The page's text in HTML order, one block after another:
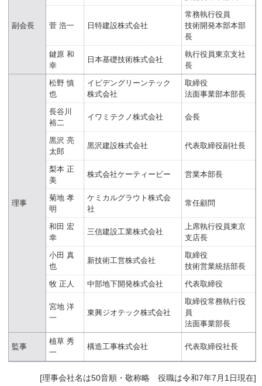
副会長 菅 浩一 日特建設株式会社
常務執行役員
技術開発本部本部
長
鍵原 和
幸
日本基礎技術株式会社
執行役員東京支社
長
理事
松野 慎
也
イビデングリーンテック
株式会社
取締役
法面事業部本部長
長谷川
裕二
イワミテクノ株式会社 会長
黒沢 亮
太郎
黒沢建設株式会社 代表取締役副社長
梨本 正
美
株式会社ケーティービー 営業本部長
菊地 孝
明
ケミカルグラウト株式会
社
常任顧問
和田 宏
幸
三信建設工業株式会社
上席執行役員東京
支店長
小田 真
也
新技術工営株式会社
取締役
技術営業統括部長
牧 正人
中部地下開発株式会社 代表取締役
宮地 洋
一
東興ジオテック株式会社
取締役常務執行役
員
法面事業部長
監事
植草 秀
一
構造工事株式会社 代表取締役社長
[理事会社名は50音順・敬称略 役職は令和7年7月1日現在]